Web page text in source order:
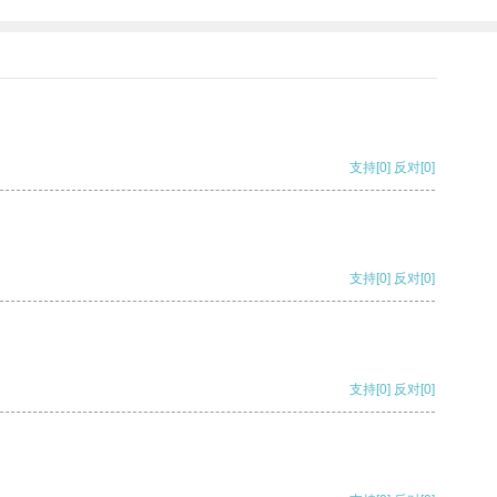
支持[0] 反对[0]
支持[0] 反对[0]
支持[0] 反对[0]